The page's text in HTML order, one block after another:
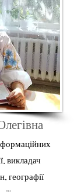
викладач
географії